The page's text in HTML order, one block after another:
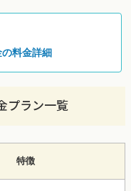
料金詳細
プラン一覧
特徴